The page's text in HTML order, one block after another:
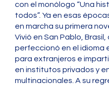
con el monólogo “Una
todos”. Ya en esas
en marcha su primera
Vivió en San Pablo,
perfeccionó en el idioma
para extranjeros e
en institutos privados y
multinacionales. A su